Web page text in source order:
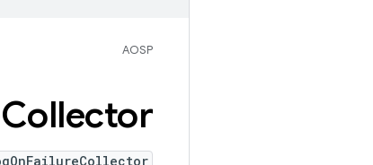
AOSP
Collector